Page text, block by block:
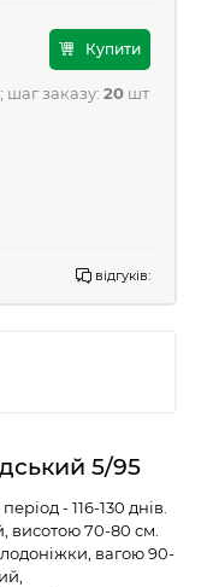
Купити
шаг заказу: 20 шт
відгуків:
5/95
- 116-130 днів.
висотою 70-80 см.
вагою 90-